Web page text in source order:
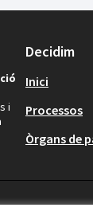
i
Decidim
Inici
Processos
Òrgans de